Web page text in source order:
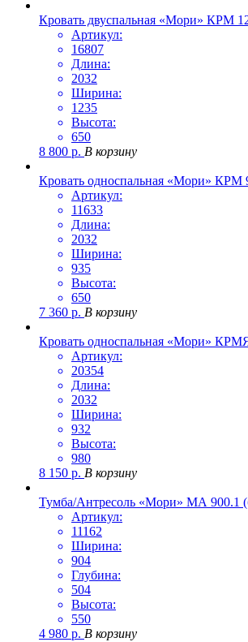
Кровать двуспальная «Мори» КРМ
Артикул:
16807
Длина:
2032
Ширина:
1235
Высота:
650
8 800 р. В корзину
Кровать односпальная «Мори» КРМ
Артикул:
11633
Длина:
2032
Ширина:
935
Высота:
650
7 360 р. В корзину
Кровать односпальная «Мори»
Артикул:
20354
Длина:
2032
Ширина:
932
Высота:
980
8 150 р. В корзину
Тумба/Антресоль «Мори» МА 900.1
Артикул:
11162
Ширина:
904
Глубина:
504
Высота:
550
4 980 р. В корзину